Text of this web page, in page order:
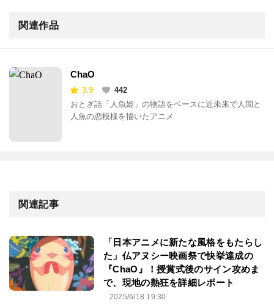
関連作品
ChaO
3.9
442
おとぎ話「人魚姫」の物語をベースに近未来で人間と
人魚の恋模様を描いたアニメ
関連記事
「日本アニメに新たな風格をもたらし
た」仏アヌシー映画祭で快挙達成の
『ChaO』！授賞式後のサイン攻めま
で、現地の熱狂を詳細レポート
2025/6/18 19:30